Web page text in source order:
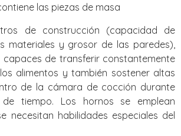
las piezas de masa
de construcción (capacidad de
materiales y grosor de las paredes),
capaces de transferir constantemente
alimentos y también sostener altas
de la cámara de cocción durante
tiempo. Los hornos se emplean
necesitan habilidades especiales del